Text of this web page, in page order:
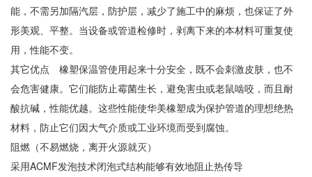
能，不需另加隔汽层，防护层，减少了施工中的麻烦，也保证了外
形美观、平整。当设备或管道检修时，剥离下来的本材料可重复使
用，性能不变。
其它优点 橡塑保温管使用起来十分安全，既不会刺激皮肤，也不
会危害健康。它们能防止霉菌生长，避免害虫或老鼠啮咬，而且耐
酸抗碱，性能优越。这些性能使华美橡塑成为保护管道的理想绝热
材料，防止它们因大气介质或工业环境而受到腐蚀。
阻燃（不易燃烧，离开火源就灭）
采用ACMF发泡技术闭泡式结构能够有效地阻止热传导